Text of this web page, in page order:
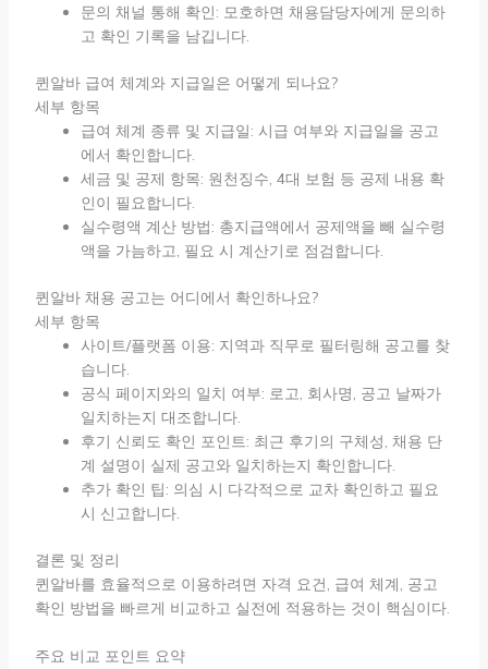
문의 채널 통해 확인: 모호하면 채용담당자에게 문의하
고 확인 기록을 남깁니다.
퀸알바 급여 체계와 지급일은 어떻게 되나요?
세부 항목
급여 체계 종류 및 지급일: 시급 여부와 지급일을 공고
에서 확인합니다.
세금 및 공제 항목: 원천징수, 4대 보험 등 공제 내용 확
인이 필요합니다.
실수령액 계산 방법: 총지급액에서 공제액을 빼 실수령
액을 가늠하고, 필요 시 계산기로 점검합니다.
퀸알바 채용 공고는 어디에서 확인하나요?
세부 항목
사이트/플랫폼 이용: 지역과 직무로 필터링해 공고를 찾
습니다.
공식 페이지와의 일치 여부: 로고, 회사명, 공고 날짜가
일치하는지 대조합니다.
후기 신뢰도 확인 포인트: 최근 후기의 구체성, 채용 단
계 설명이 실제 공고와 일치하는지 확인합니다.
추가 확인 팁: 의심 시 다각적으로 교차 확인하고 필요
시 신고합니다.
결론 및 정리
퀸알바를 효율적으로 이용하려면 자격 요건, 급여 체계, 공고
확인 방법을 빠르게 비교하고 실전에 적용하는 것이 핵심이다.
주요 비교 포인트 요약